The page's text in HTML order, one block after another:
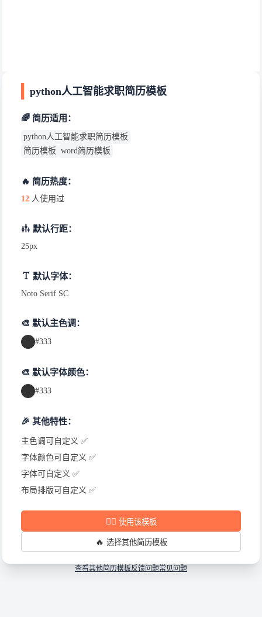
python人工智能求职简历模板
🌈 简历适用：
python人工智能求职简历模板
简历模板 word简历模板
🔥 简历热度：
12 人使用过
默认行距：
25px
默认字体：
Noto Serif SC
🎨 默认主色调：
#333
🎨 默认字体颜色：
#333
🎉 其他特性：
主色调可自定义 ✅
字体颜色可自定义 ✅
字体可自定义 ✅
布局排版可自定义 ✅
✍🏻 使用该模板
🔥 选择其他简历模板
查看其他简历模板反馈问题常见问题